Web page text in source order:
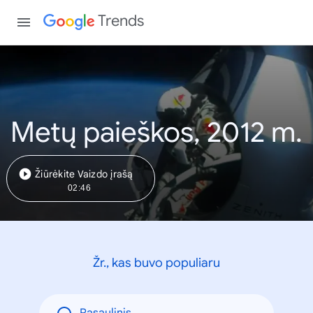
Trends
Metų paieškos, 2012 m.
Žiūrėkite Vaizdo įrašą
02:46
Žr., kas buvo populiaru